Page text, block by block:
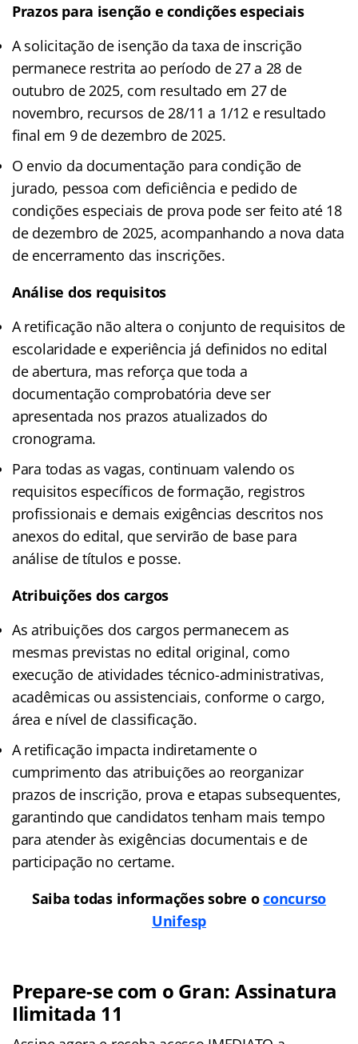
Prazos para isenção e condições especiais
A solicitação de isenção da taxa de inscrição
permanece restrita ao período de 27 a 28 de
outubro de 2025, com resultado em 27 de
novembro, recursos de 28/11 a 1/12 e resultado
final em 9 de dezembro de 2025.​
O envio da documentação para condição de
jurado, pessoa com deficiência e pedido de
condições especiais de prova pode ser feito até 18
de dezembro de 2025, acompanhando a nova data
de encerramento das inscrições.​
Análise dos requisitos
A retificação não altera o conjunto de requisitos de
escolaridade e experiência já definidos no edital
de abertura, mas reforça que toda a
documentação comprobatória deve ser
apresentada nos prazos atualizados do
cronograma.​
Para todas as vagas, continuam valendo os
requisitos específicos de formação, registros
profissionais e demais exigências descritos nos
anexos do edital, que servirão de base para
análise de títulos e posse.​
Atribuições dos cargos
As atribuições dos cargos permanecem as
mesmas previstas no edital original, como
execução de atividades técnico-administrativas,
acadêmicas ou assistenciais, conforme o cargo,
área e nível de classificação.​
A retificação impacta indiretamente o
cumprimento das atribuições ao reorganizar
prazos de inscrição, prova e etapas subsequentes,
garantindo que candidatos tenham mais tempo
para atender às exigências documentais e de
participação no certame.
Saiba todas informações sobre oconcurso
Unifesp
Prepare-se com o Gran: Assinatura
Ilimitada 11